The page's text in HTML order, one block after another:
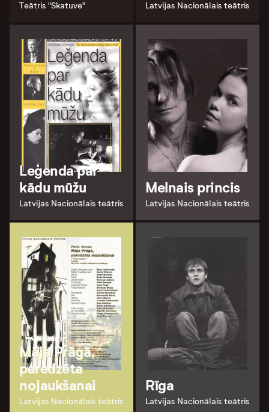
Teātris "Skatuve" Latvijas Nacionālais teātris
Leģenda par
kādu mūžu
Latvijas Nacionālais teātris
Melnais princis
Latvijas Nacionālais teātris
Māja Prāgā,
paredzēta
nojaukšanai
Latvijas Nacionālais teātris
Rīga
Latvijas Nacionālais teātris